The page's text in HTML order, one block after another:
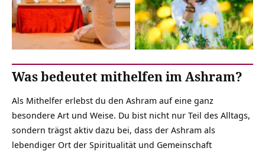
Was bedeutet mithelfen im Ashram?
Als Mithelfer erlebst du den Ashram auf eine ganz
besondere Art und Weise. Du bist nicht nur Teil des Alltags,
sondern trägst aktiv dazu bei, dass der Ashram als
lebendiger Ort der Spiritualität und Gemeinschaft